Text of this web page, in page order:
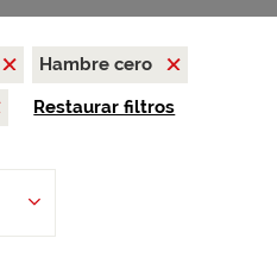
Hambre cero
Restaurar filtros